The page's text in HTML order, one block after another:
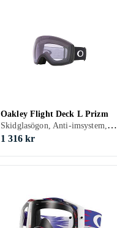
Oakley Flight Deck L Prizm
Skidglasögon, Anti-imsystem, Kan användas ovanpå glasögon (OTG), Vuxen
1 316 kr